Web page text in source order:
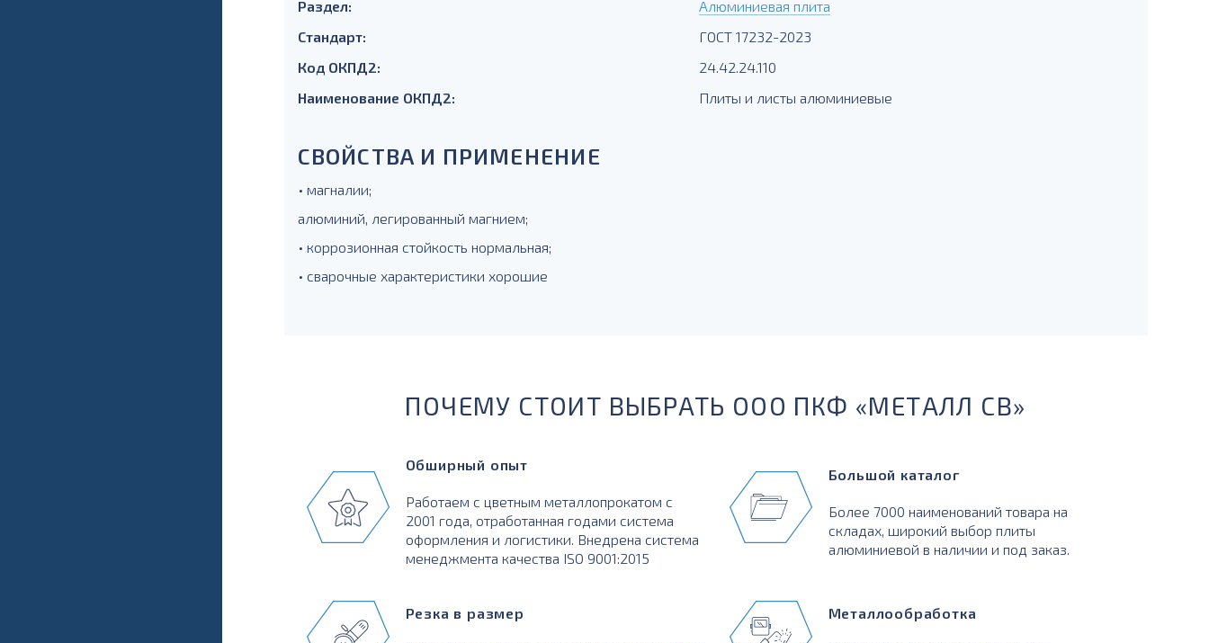
Раздел:
Алюминиевая плита
Стандарт:
ГОСТ 17232-2023
Код ОКПД2:
24.42.24.110
Наименование ОКПД2:
Плиты и листы алюминиевые
СВОЙСТВА И ПРИМЕНЕНИЕ
• магналии;
алюминий, легированный магнием;
• коррозионная стойкость нормальная;
• сварочные характеристики хорошие
ПОЧЕМУ СТОИТ ВЫБРАТЬ ООО ПКФ «МЕТАЛЛ СВ»
Обширный опыт
Работаем с цветным металлопрокатом с
2001 года, отработанная годами система
оформления и логистики. Внедрена система
менеджмента качества ISO 9001:2015
Резка в размер
Большой каталог
Более 7000 наименований товара на
складах, широкий выбор плиты
алюминиевой в наличии и под заказ.
Металлообработка